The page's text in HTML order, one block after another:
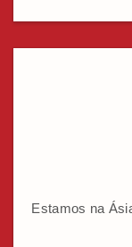
Estamos na